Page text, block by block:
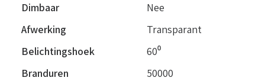
Dimbaar
Nee
Afwerking
Transparant
Belichtingshoek
60⁰
Branduren
50000